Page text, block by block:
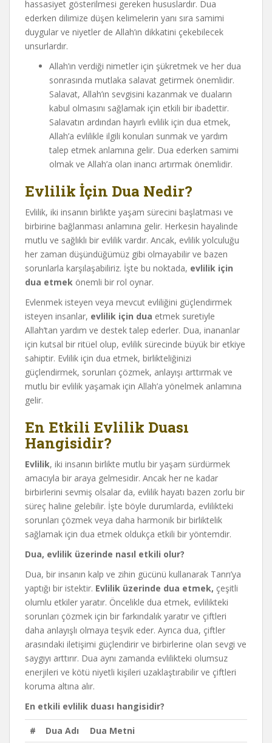
hassasiyet gösterilmesi gereken hususlardır. Dua
ederken dilimize düşen kelimelerin yanı sıra samimi
duygular ve niyetler de Allah’ın dikkatini çekebilecek
unsurlardır.
Allah’ın verdiği nimetler için şükretmek ve her dua
sonrasında mutlaka salavat getirmek önemlidir.
Salavat, Allah’ın sevgisini kazanmak ve duaların
kabul olmasını sağlamak için etkili bir ibadettir.
Salavatın ardından hayırlı evlilik için dua etmek,
Allah’a evlilikle ilgili konuları sunmak ve yardım
talep etmek anlamına gelir. Dua ederken samimi
olmak ve Allah’a olan inancı artırmak önemlidir.
Evlilik İçin Dua Nedir?
Evlilik, iki insanın birlikte yaşam sürecini başlatması ve
birbirine bağlanması anlamına gelir. Herkesin hayalinde
mutlu ve sağlıklı bir evlilik vardır. Ancak, evlilik yolculuğu
her zaman düşündüğümüz gibi olmayabilir ve bazen
sorunlarla karşılaşabiliriz. İşte bu noktada, evlilik için
dua etmek önemli bir rol oynar.
Evlenmek isteyen veya mevcut evliliğini güçlendirmek
isteyen insanlar, evlilik için dua etmek suretiyle
Allah’tan yardım ve destek talep ederler. Dua, inananlar
için kutsal bir ritüel olup, evlilik sürecinde büyük bir etkiye
sahiptir. Evlilik için dua etmek, birlikteliğinizi
güçlendirmek, sorunları çözmek, anlayışı arttırmak ve
mutlu bir evlilik yaşamak için Allah’a yönelmek anlamına
gelir.
En Etkili Evlilik Duası
Hangisidir?
Evlilik, iki insanın birlikte mutlu bir yaşam sürdürmek
amacıyla bir araya gelmesidir. Ancak her ne kadar
birbirlerini sevmiş olsalar da, evlilik hayatı bazen zorlu bir
süreç haline gelebilir. İşte böyle durumlarda, evlilikteki
sorunları çözmek veya daha harmonik bir birliktelik
sağlamak için dua etmek oldukça etkili bir yöntemdir.
Dua, evlilik üzerinde nasıl etkili olur?
Dua, bir insanın kalp ve zihin gücünü kullanarak Tanrı’ya
yaptığı bir istektir. Evlilik üzerinde dua etmek, çeşitli
olumlu etkiler yaratır. Öncelikle dua etmek, evlilikteki
sorunları çözmek için bir farkındalık yaratır ve çiftleri
daha anlayışlı olmaya teşvik eder. Ayrıca dua, çiftler
arasındaki iletişimi güçlendirir ve birbirlerine olan sevgi ve
saygıyı arttırır. Dua aynı zamanda evlilikteki olumsuz
enerjileri ve kötü niyetli kişileri uzaklaştırabilir ve çiftleri
koruma altına alır.
En etkili evlilik duası hangisidir?
# Dua Adı
Dua Metni